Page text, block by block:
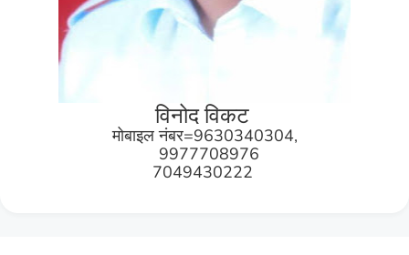
विनोद विकट
मोबाइल नंबर=9630340304,
9977708976
7049430222